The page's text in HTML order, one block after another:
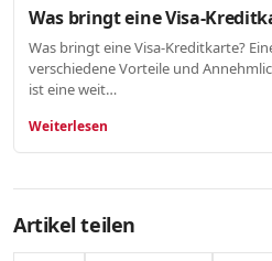
Was bringt eine Visa-
Was bringt eine Visa-Kreditkarte?
verschiedene Vorteile und
ist eine weit…
Weiterlesen
Artikel teilen